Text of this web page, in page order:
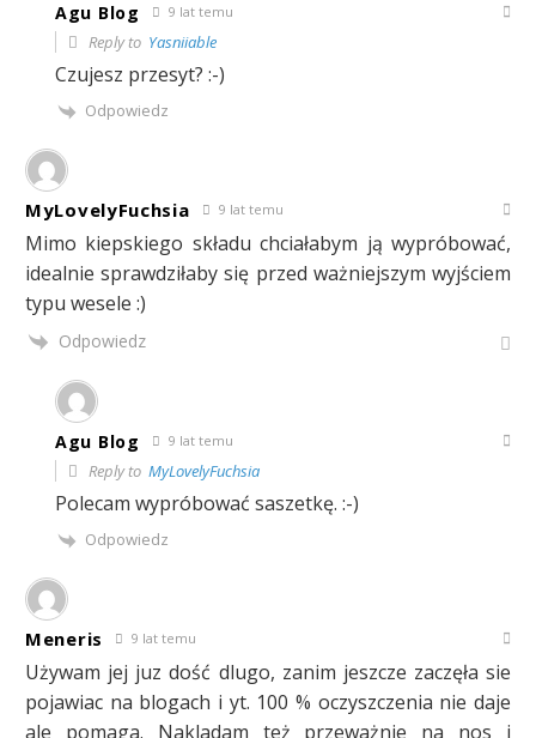
Agu Blog 9 lat temu
Reply to Yasniiable
Czujesz przesyt? :-)
Odpowiedz
MyLovelyFuchsia 9 lat temu
Mimo kiepskiego składu chciałabym ją wypróbować,
idealnie sprawdziłaby się przed ważniejszym wyjściem
typu wesele :)
Odpowiedz
Agu Blog 9 lat temu
Reply to MyLovelyFuchsia
Polecam wypróbować saszetkę. :-)
Odpowiedz
Meneris 9 lat temu
Używam jej juz dość dlugo, zanim jeszcze zaczęła sie
pojawiac na blogach i yt. 100 % oczyszczenia nie daje
ale pomaga. Nakladam też przeważnie na nos i